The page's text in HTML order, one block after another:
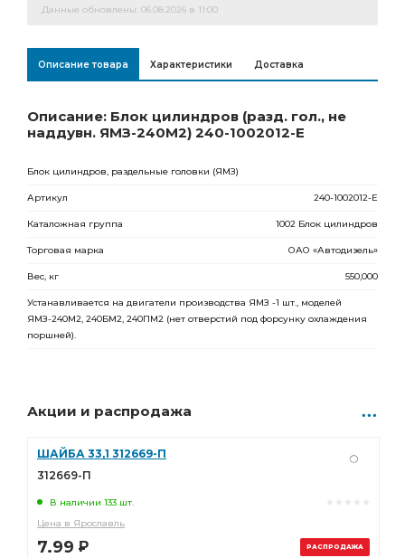
1 004 439.00 Р
Данные обновлены: 06.08.2026 в 11:00
Описание товара Характеристики Доставка
Описание: Блок цилиндров (разд. гол., не
наддувн. ЯМЗ-240М2) 240-1002012-Е
Блок цилиндров, раздельные головки (ЯМЗ)
Артикул 240-1002012-Е
Каталожная группа 1002 Блок цилиндров
Торговая марка ОАО «Автодизель»
Вес, кг 550,000
Устанавливается на двигатели производства ЯМЗ -1 шт., моделей
ЯМЗ-240М2, 240БМ2, 240ПМ2 (нет отверстий под форсунку охлаждения
поршней).
Акции и распродажа
РАСПРОДАЖА
ШАЙБА 33,1 312669-П
312669-П
В наличии 133 шт.
Цена в Ярославль
7.99 Р